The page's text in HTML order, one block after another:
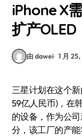
iPhone X
扩产OLED
由 dawei 1 月
三星计划在这个新的OLED工厂投资1万亿韩元(约合
59亿人民币)，在
的设备，作为公
分，该工厂的产